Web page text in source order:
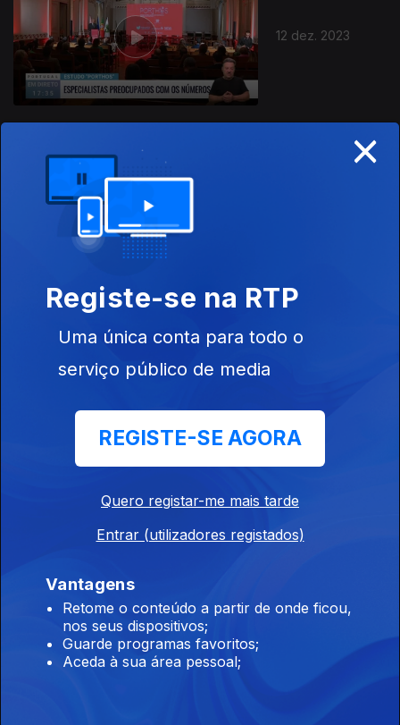
12 dez. 2023
08 dez. 2023
07 dez. 2023
×
Registe-se na RTP
Uma única conta para todo o
serviço público de media
REGISTE-SE AGORA
Quero registar-me mais tarde
Entrar (utilizadores registados)
Vantagens
Retome o conteúdo a partir de onde ficou,
nos seus dispositivos;
Guarde programas favoritos;
Aceda à sua área pessoal;